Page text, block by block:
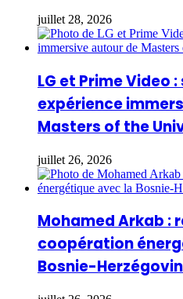
juillet 28, 2026
LG et Prime Video
expérience
Masters of the
juillet 26, 2026
Mohamed Arkab :
coopération
Bosnie-